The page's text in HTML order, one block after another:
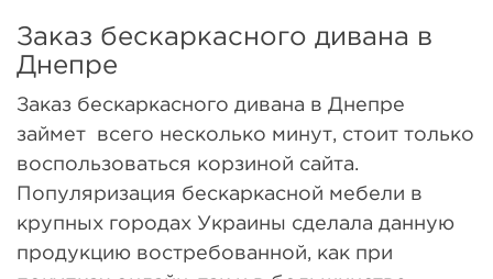
Заказ бескаркасного дивана в
Днепре
Заказ бескаркасного дивана в Днепре
займет всего несколько минут, стоит только
воспользоваться корзиной сайта.
Популяризация бескаркасной мебели в
крупных городах Украины сделала данную
продукцию востребованной, как при